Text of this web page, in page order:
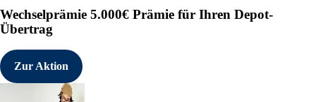
Wechselprämie 5.000€ Prämie für Ihren Depot-
Übertrag
Zur Aktion